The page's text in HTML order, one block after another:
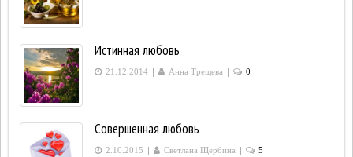
Истинная любовь
21.12.2014 | Анна Трещева | 0
Совершенная любовь
2.10.2015 | Светлана Щербина | 5